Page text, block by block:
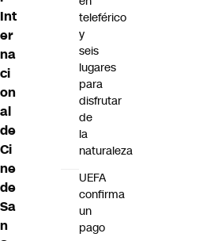
Int
er
na
ci
on
al
de
Ci
ne
de
Sa
n
teleférico
y
seis
lugares
para
disfrutar
de
la
naturaleza
UEFA
confirma
un
pago